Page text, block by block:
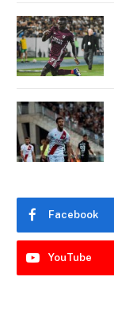
Facebook
YouTube